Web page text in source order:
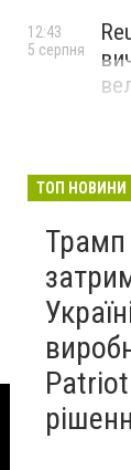
12:43
5 серпня
ТОП НОВИНИ
Трамп